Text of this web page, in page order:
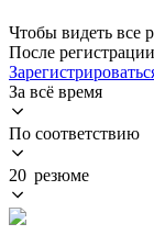
Чтобы видеть все
После
За всё время
По соответствию
20 резюме